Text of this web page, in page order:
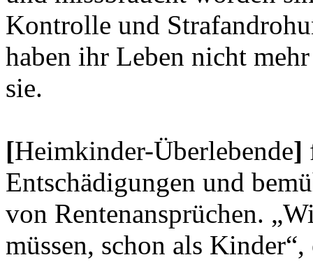
Kontrolle und
haben ihr Leben nicht
sie.
[Heimkinder-Überlebende]
Entschädigungen und
von Rentenansprüchen.
müssen, schon als